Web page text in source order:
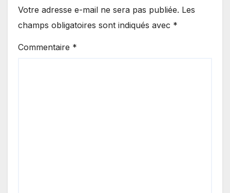
Votre adresse e-mail ne sera pas publiée. Les
champs obligatoires sont indiqués avec *
Commentaire *